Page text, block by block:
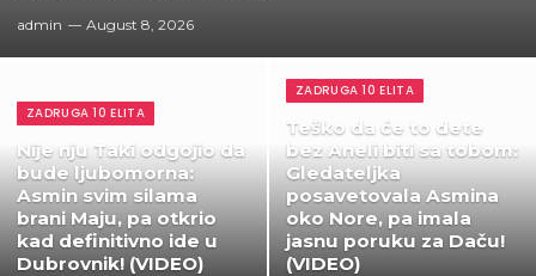
admin August 8, 2026
ZADRUGA 10 ELITA
Nije nju Taki odgojio da
bude ljubomorna:
Asmin svim silama
brani Maju, pa otkrio
kad definitivno ide u
Dubrovnik! (VIDEO)
ZADRUGA 10 ELITA
Teško da će to dete
bez Aneli biti sa tobom:
Gledateljka
posavetovala Asmina
oko Nore, pa imala
jasnu poruku za Daču!
(VIDEO)